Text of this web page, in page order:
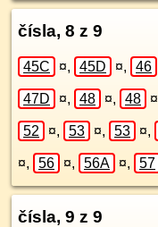
čísla, 8 z 9
45C ¤, 45D ¤, 46
47D ¤, 48 ¤, 48 ¤
52 ¤, 53 ¤, 53 ¤,
¤, 56 ¤, 56A ¤, 57
čísla, 9 z 9